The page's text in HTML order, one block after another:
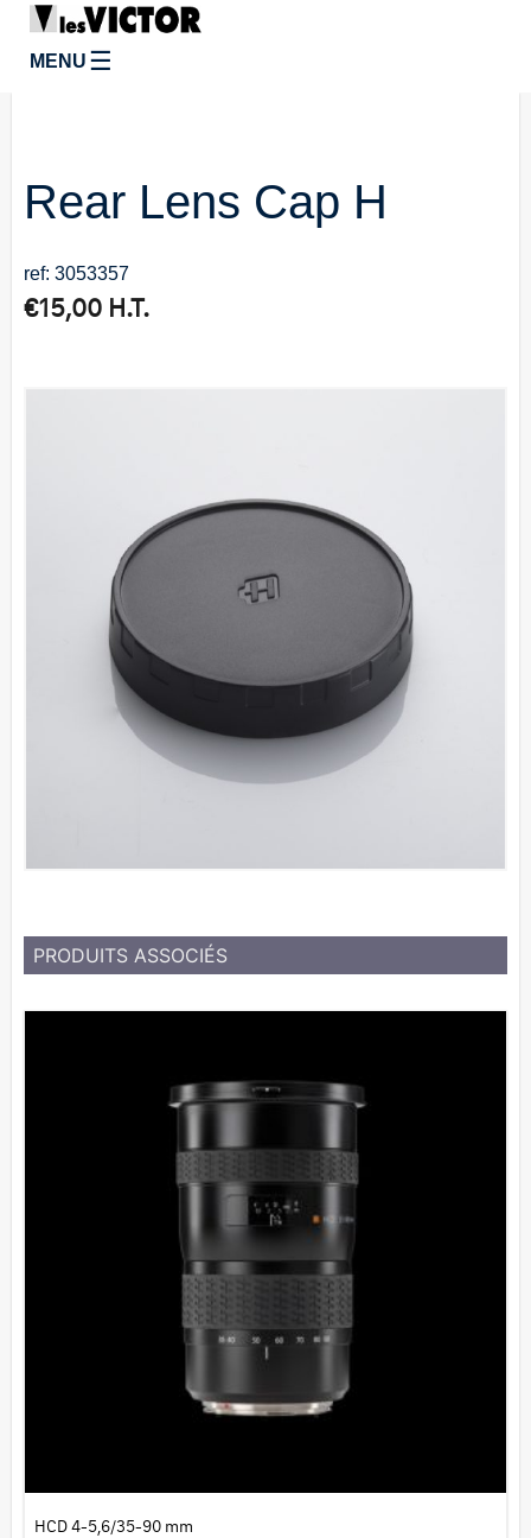
MENU ☰
Rear Lens Cap H
ref: 3053357
€15,00 H.T.
PRODUITS ASSOCIÉS
HCD 4-5,6/35-90 mm